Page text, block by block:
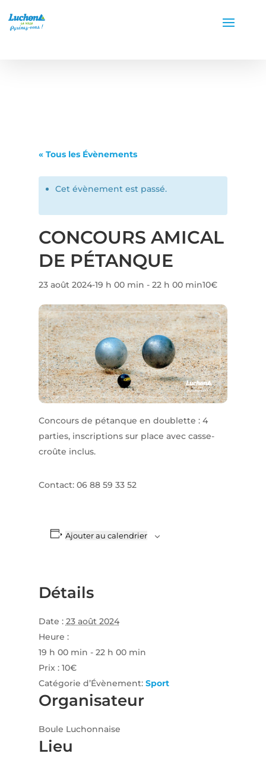
« Tous les Évènements
Cet évènement est passé.
CONCOURS AMICAL
DE PÉTANQUE
23 août 2024-19 h 00 min - 22 h 00 min10€
Concours de pétanque en doublette : 4
parties, inscriptions sur place avec casse-
croûte inclus.
Contact: 06 88 59 33 52
Ajouter au calendrier
Détails
Date : 23 août 2024
Heure :
19 h 00 min - 22 h 00 min
Prix : 10€
Catégorie d’Évènement: Sport
Lieu
Organisateur
Boule Luchonnaise